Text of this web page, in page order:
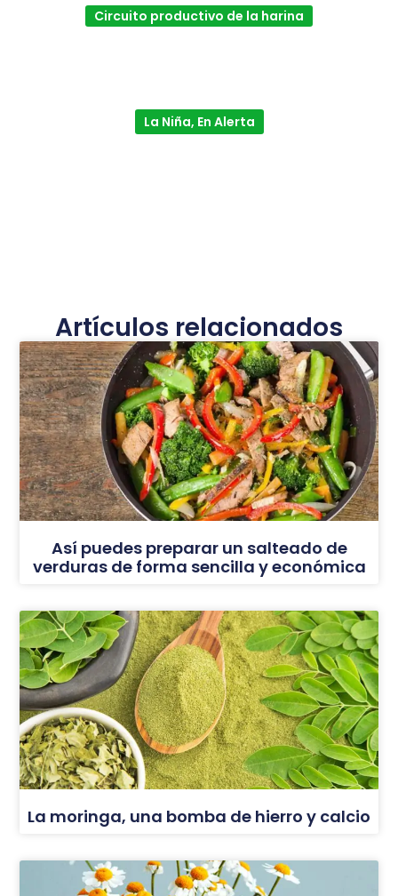
Circuito productivo de la harina
La Niña, En Alerta
Artículos relacionados
Así puedes preparar un salteado de
verduras de forma sencilla y económica
La moringa, una bomba de hierro y calcio